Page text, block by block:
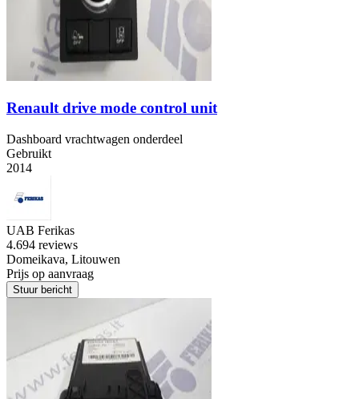
Renault drive mode control unit
Dashboard vrachtwagen onderdeel
Gebruikt
2014
UAB Ferikas
4.694 reviews
Domeikava, Litouwen
Prijs op aanvraag
Stuur bericht